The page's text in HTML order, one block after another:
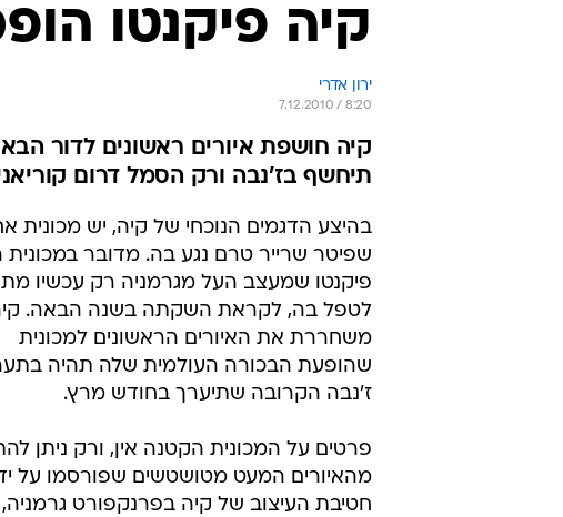
קיה פיקנטו
ירון אדרי
7.12.2010 / 8:20
קיה חושפת איורים ראשונים לדור
תיחשף בז'נבה ורק הסמל דרום
בהיצע הדגמים הנוכחי של קיה, יש מכונית
שפיטר שרייר טרם נגע בה. מדובר במכונית
פיקנטו שמעצב העל מגרמניה רק עכשיו
לטפל בה, לקראת השקתה בשנה הבאה.
משחררת את האיורים הראשונים למכונית
שהופעת הבכורה העולמית שלה תהיה
ז'נבה הקרובה שתיערך בחודש מרץ.
פרטים על המכונית הקטנה אין, ורק ניתן
מהאיורים המעט מטושטשים שפורסמו על
חטיבת העיצוב של קיה בפרנקפורט גרמניה,